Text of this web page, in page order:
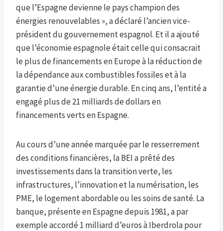
que l’Espagne devienne le pays champion des
énergies renouvelables », a déclaré l’ancien vice-
président du gouvernement espagnol. Et il a ajouté
que l’économie espagnole était celle qui consacrait
le plus de financements en Europe à la réduction de
la dépendance aux combustibles fossiles et à la
garantie d’une énergie durable. En cinq ans, l’entité a
engagé plus de 21 milliards de dollars en
financements verts en Espagne.
Au cours d’une année marquée par le resserrement
des conditions financières, la BEI a prêté des
investissements dans la transition verte, les
infrastructures, l’innovation et la numérisation, les
PME, le logement abordable ou les soins de santé. La
banque, présente en Espagne depuis 1981, a par
exemple accordé 1 milliard d’euros à Iberdrola pour